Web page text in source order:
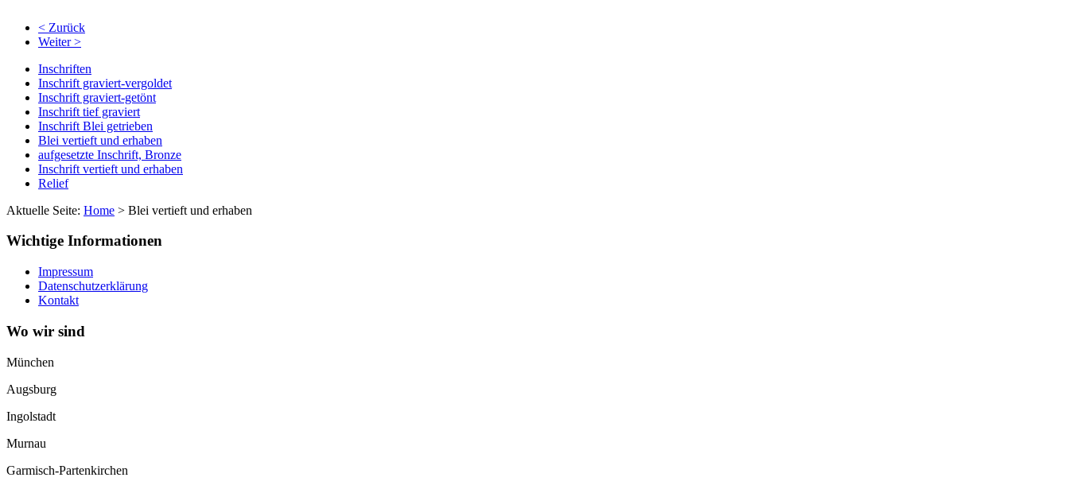
< Zurück
Weiter >
Inschriften
Inschrift graviert-vergoldet
Inschrift graviert-getönt
Inschrift tief graviert
Inschrift Blei getrieben
Blei vertieft und erhaben
aufgesetzte Inschrift, Bronze
Inschrift vertieft und erhaben
Relief
Aktuelle Seite: Home > Blei vertieft und erhaben
Wichtige Informationen
Impressum
Datenschutzerklärung
Kontakt
Wo wir sind
München
Augsburg
Ingolstadt
Murnau
Garmisch-Partenkirchen